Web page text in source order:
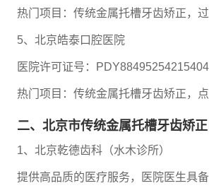
热门项目：传统金属托槽牙齿矫正，
5、北京皓泰口腔医院
医院许可证号：
热门项目：传统金属托槽牙齿矫正，
二、北京市传统金属托槽牙齿矫
1、北京乾德齿科（水木诊所）
提供高品质的医疗服务，医院医生具